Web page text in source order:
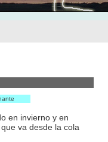
en invierno y en
va desde la cola